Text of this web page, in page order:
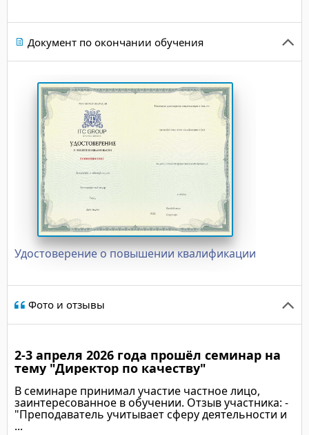
Документ по окончании обучения
Удостоверение о повышении квалификации
Фото и отзывы
2-3 апреля 2026 года прошёл семинар на
тему "Директор по качеству"
В семинаре принимал участие частное лицо,
заинтересованное в обучении. Отзыв участника: -
"Преподаватель учитывает сферу деятельности и
...